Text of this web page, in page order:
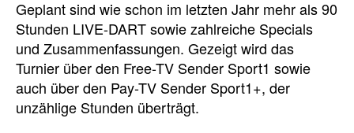
Geplant sind wie schon im letzten Jahr mehr als 90
Stunden LIVE-DART sowie zahlreiche Specials
und Zusammenfassungen. Gezeigt wird das
Turnier über den Free-TV Sender Sport1 sowie
auch über den Pay-TV Sender Sport1+, der
unzählige Stunden überträgt.